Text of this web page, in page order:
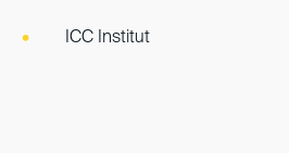
ICC Institut